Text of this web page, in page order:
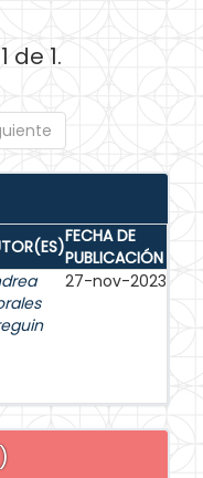
de 1.
FECHA DE
PUBLICACIÓN
27-nov-2023